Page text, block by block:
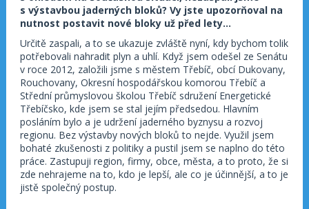
s výstavbou jaderných bloků? Vy jste upozorňoval na
nutnost postavit nové bloky už před lety…
Určitě zaspali, a to se ukazuje zvláště nyní, kdy bychom tolik
potřebovali nahradit plyn a uhlí. Když jsem odešel ze Senátu
v roce 2012, založili jsme s městem Třebíč, obcí Dukovany,
Rouchovany, Okresní hospodářskou komorou Třebíč a
Střední průmyslovou školou Třebíč sdružení Energetické
Třebíčsko, kde jsem se stal jejím předsedou. Hlavním
posláním bylo a je udržení jaderného byznysu a rozvoj
regionu. Bez výstavby nových bloků to nejde. Využil jsem
bohaté zkušenosti z politiky a pustil jsem se naplno do této
práce. Zastupuji region, firmy, obce, města, a to proto, že si
zde nehrajeme na to, kdo je lepší, ale co je účinnější, a to je
jistě společný postup.